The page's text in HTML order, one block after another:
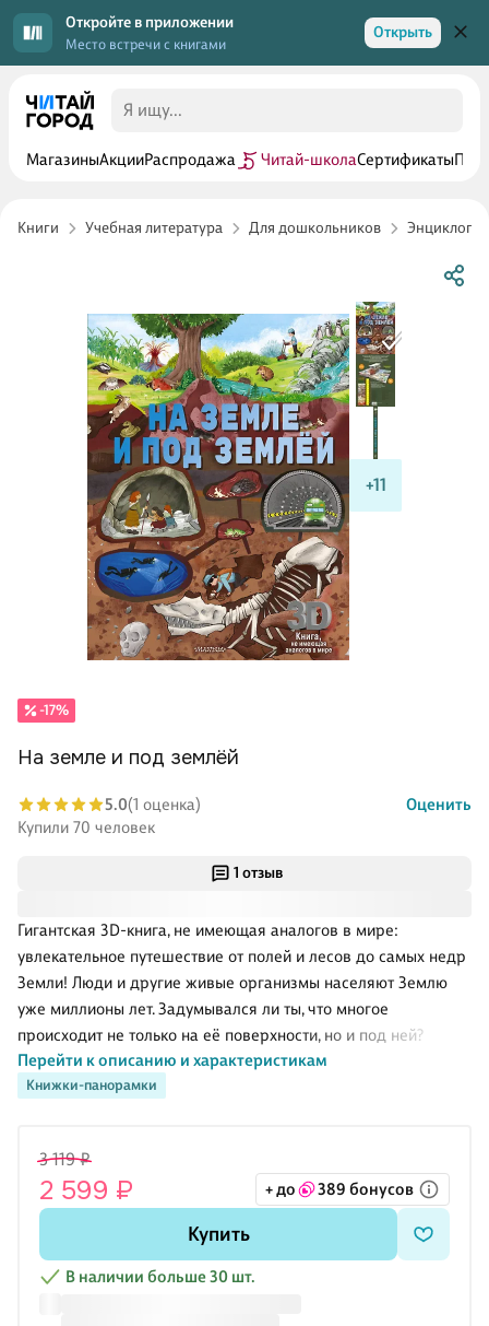
Откройте в приложении
Место встречи с книгами
Открыть
МагазиныАкцииРаспродажа Читай-школаСертификаты
Книги Учебная литература Для дошкольников
+11
1 отзыв
Книжки-панорамки
Гигантская 3D-книга, не имеющая аналогов в мире:
увлекательное путешествие от полей и лесов до самых недр
Земли! Люди и другие живые организмы населяют Землю
уже миллионы лет. Задумывался ли ты, что многое
происходит не только на её поверхности, но и под ней?
Наверху люди строят дома, выращивают сады, а внизу роют
туннели, шахты и метро. Земля — это главный хранитель
Из книги ты узнаешь:
Как роют метро
Почему дома так хорошо и удобно
Как добывают полезные ископаемые и благородные
Перейти к описанию и характеристикам
-17%
На земле и под землёй
5.0(1 оценка)
Оценить
Купили 70 человек
3 119 ₽
2 599 ₽ + до 389 бонусов
Купить
В наличии больше 30 шт.